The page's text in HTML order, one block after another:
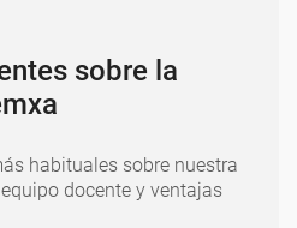
sobre la
habituales sobre nuestra
docente y ventajas